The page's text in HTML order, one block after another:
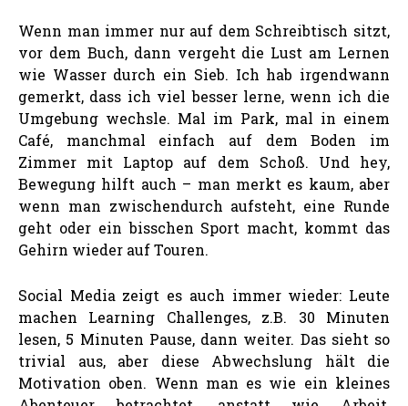
Wenn man immer nur auf dem Schreibtisch sitzt,
vor dem Buch, dann vergeht die Lust am Lernen
wie Wasser durch ein Sieb. Ich hab irgendwann
gemerkt, dass ich viel besser lerne, wenn ich die
Umgebung wechsle. Mal im Park, mal in einem
Café, manchmal einfach auf dem Boden im
Zimmer mit Laptop auf dem Schoß. Und hey,
Bewegung hilft auch – man merkt es kaum, aber
wenn man zwischendurch aufsteht, eine Runde
geht oder ein bisschen Sport macht, kommt das
Gehirn wieder auf Touren.
Social Media zeigt es auch immer wieder: Leute
machen Learning Challenges, z.B. 30 Minuten
lesen, 5 Minuten Pause, dann weiter. Das sieht so
trivial aus, aber diese Abwechslung hält die
Motivation oben. Wenn man es wie ein kleines